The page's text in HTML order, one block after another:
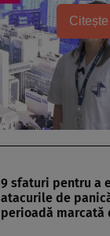
Citește
9 sfaturi pentru a
atacurile de
perioadă marcată